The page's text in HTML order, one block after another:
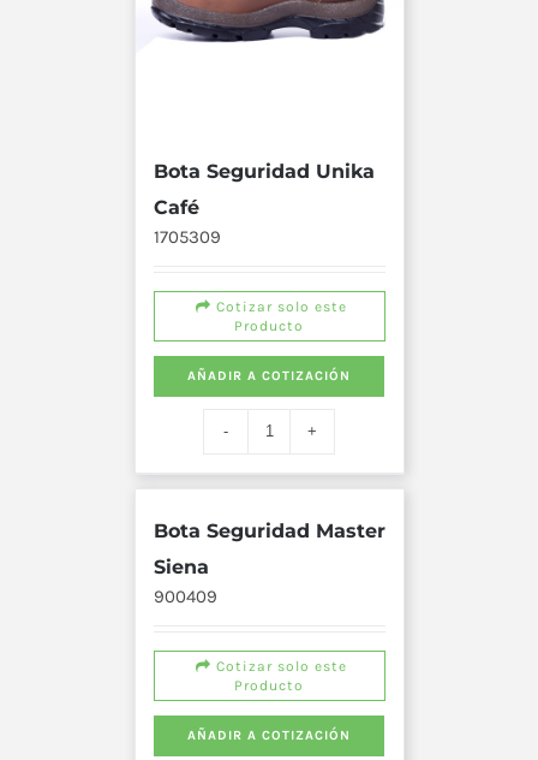
Bota Seguridad Unika
Café
1705309
Cotizar solo este
Producto
AÑADIR A COTIZACIÓN
Bota Seguridad Master
Siena
900409
Cotizar solo este
Producto
AÑADIR A COTIZACIÓN